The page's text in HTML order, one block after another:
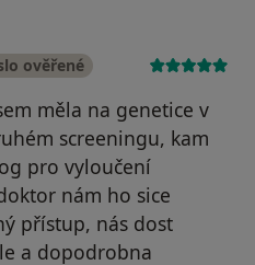
ověřené
měla na genetice v
screeningu, kam
pro vyloučení
nám ho sice
přístup, nás dost
a dopodrobna